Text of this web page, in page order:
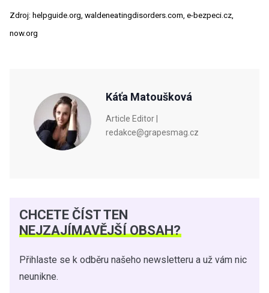
Zdroj: helpguide.org, waldeneatingdisorders.com, e-bezpeci.cz,
now.org
Káťa Matoušková
Article Editor |
redakce@grapesmag.cz
CHCETE ČÍST TEN
NEJZAJÍMAVĚJŠÍ OBSAH?
Přihlaste se k odběru našeho newsletteru a už vám nic
neunikne.